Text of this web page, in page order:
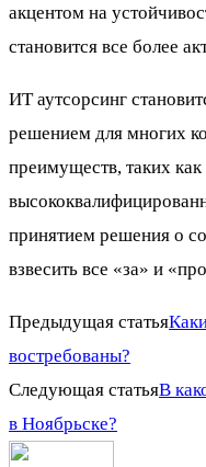
акцентом на
становится все более
ИТ аутсорсинг
решением для многих
преимуществ, таких
принятием решения о
взвесить все «за» и
Предыдущая статья
востребованы?
Следующая статьяВ
в Ноябрьске?